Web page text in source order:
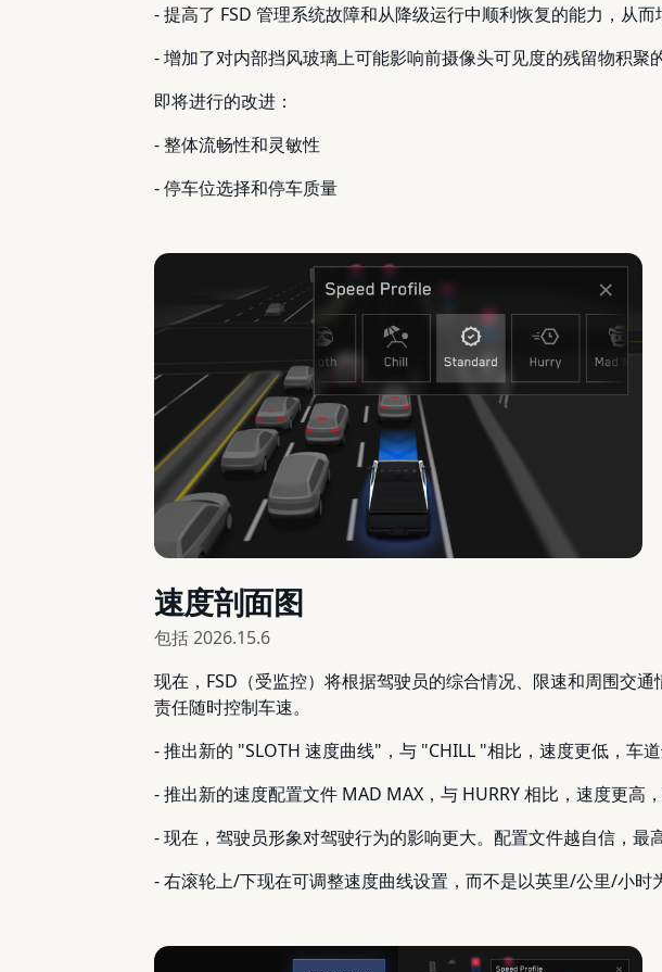
- 提高了 FSD 管理系统故障和从降级运行中顺利恢复的能力，从而
- 增加了对内部挡风玻璃上可能影响前摄像头可见度的残留物积聚
即将进行的改进：
- 整体流畅性和灵敏性
- 停车位选择和停车质量
速度剖面图
包括2026.15.6
现在，FSD（受监控）将根据驾驶员的综合情况、限速和周围交
责任随时控制车速。
- 推出新的 "SLOTH 速度曲线"，与 "CHILL "相比，速度更低，车道
- 推出新的速度配置文件 MAD MAX，与 HURRY 相比，速度更高，
- 现在，驾驶员形象对驾驶行为的影响更大。配置文件越自信，最
- 右滚轮上/下现在可调整速度曲线设置，而不是以英里/公里/小时